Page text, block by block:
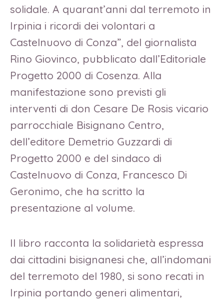
solidale. A quarant’anni dal terremoto in
Irpinia i ricordi dei volontari a
Castelnuovo di Conza”, del giornalista
Rino Giovinco, pubblicato dall’Editoriale
Progetto 2000 di Cosenza. Alla
manifestazione sono previsti gli
interventi di don Cesare De Rosis vicario
parrocchiale Bisignano Centro,
dell’editore Demetrio Guzzardi di
Progetto 2000 e del sindaco di
Castelnuovo di Conza, Francesco Di
Geronimo, che ha scritto la
presentazione al volume.
Il libro racconta la solidarietà espressa
dai cittadini bisignanesi che, all’indomani
del terremoto del 1980, si sono recati in
Irpinia portando generi alimentari,